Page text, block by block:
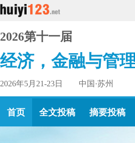
2026第十一届
经济，金融与管
2026年5月21-23日 中国·苏州
首页 全文投稿 摘要投稿